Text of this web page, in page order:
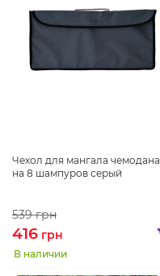
Чехол для мангала чемодана
на 8 шампуров серый
539грн
416 грн
В наличии